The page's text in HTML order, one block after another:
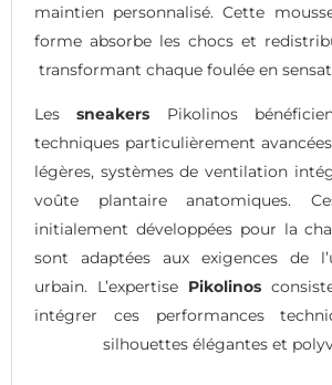
maintien personnalisé. Cette
forme absorbe les chocs et
transformant chaque foulée en
Lessneakers Pikolinos
techniques particulièrement
légères, systèmes de ventilation
voûte plantaire anatomiques.
initialement développées pour la
sont adaptées aux exigences de
urbain. L’expertise Pikolinos
intégrer ces performances
silhouettes élégantes et